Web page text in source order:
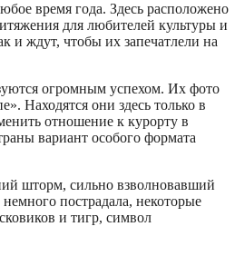
время года. Здесь расположено
для любителей культуры и
и ждут, чтобы их запечатлели на
огромным успехом. Их фото
Находятся они здесь только в
отношение к курорту в
вариант особого формата
шторм, сильно взволновавший
пострадала, некоторые
и тигр, символ